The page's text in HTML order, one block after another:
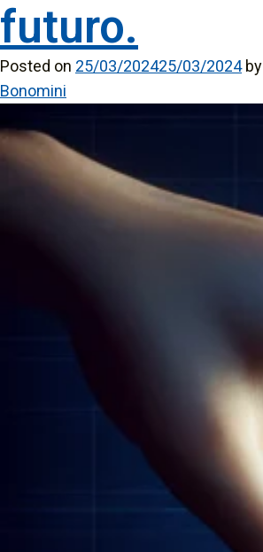
futuro.
Posted on 25/03/202425/03/2024by
Bonomini